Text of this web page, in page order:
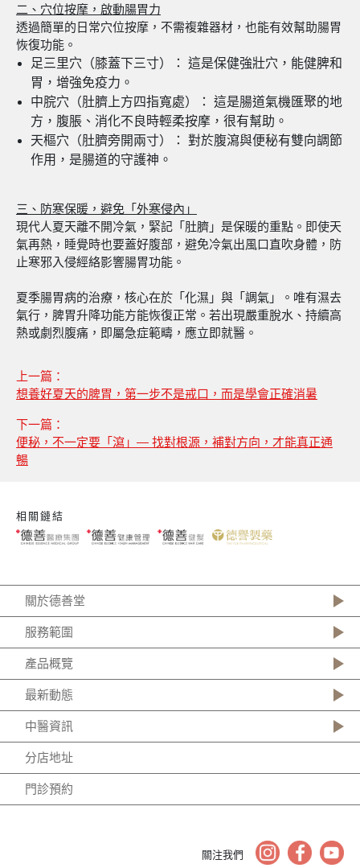
二 、 穴位按摩，啟動腸胃力
透過簡單的日常穴位按摩，不需複雜器材，也能有效幫助腸胃
恢復功能。
足三里穴（膝蓋下三寸）： 這是保健強壯穴，能健脾和
胃，增強免疫力。
中脘穴（肚臍上方四指寬處）： 這是腸道氣機匯聚的地
方，腹脹、消化不良時輕柔按摩，很有幫助。
天樞穴（肚臍旁開兩寸）： 對於腹瀉與便秘有雙向調節
作用，是腸道的守護神。
三 、 防寒保暖，避免「外寒侵內」
現代人夏天離不開冷氣，緊記「肚臍」是保暖的重點。即使天
氣再熱，睡覺時也要蓋好腹部，避免冷氣出風口直吹身體，防
止寒邪入侵經絡影響腸胃功能。
夏季腸胃病的治療，核心在於「化濕」與「調氣」。唯有濕去
氣行，脾胃升降功能方能恢復正常。若出現嚴重脫水、持續高
熱或劇烈腹痛，即屬急症範疇，應立即就醫。
上一篇：
想養好夏天的脾胃，第一步不是戒口，而是學會正確消暑
下一篇：
便秘，不一定要「瀉」— 找對根源，補對方向，才能真正通
暢
相關鏈結
關於德善堂
服務範圍
產品概覽
最新動態
中醫資訊
分店地址
門診預約
關注我們